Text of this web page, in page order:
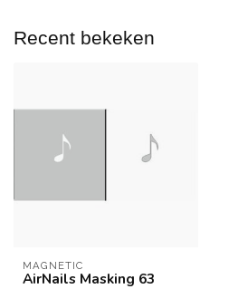
Recent bekeken
MAGNETIC
AirNails Masking 63